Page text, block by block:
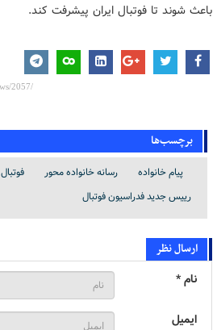
باعث شوند تا فوتبال ایران پیشرفت کند.
برچسب‌ها
پیام خانواده رسانه خانواده محور فوتبال
رییس جدید فدراسیون فوتبال
ارسال نظر
نام *
ایمیل